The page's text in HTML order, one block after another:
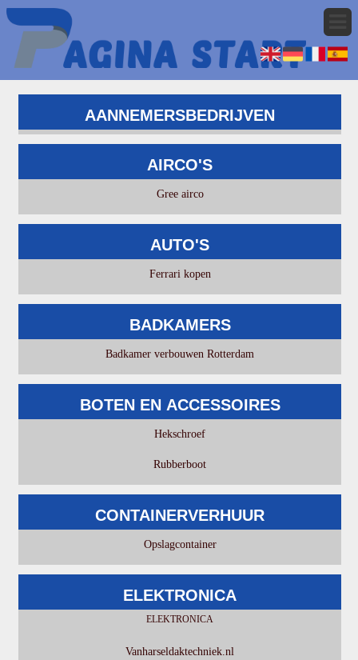
AANNEMERSBEDRIJVEN
AIRCO'S
Gree airco
AUTO'S
Ferrari kopen
BADKAMERS
Badkamer verbouwen Rotterdam
BOTEN EN ACCESSOIRES
Hekschroef
Rubberboot
CONTAINERVERHUUR
Opslagcontainer
ELEKTRONICA
ELEKTRONICA
Vanharseldaktechniek.nl